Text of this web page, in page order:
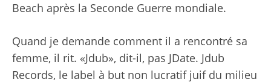
Beach après la Seconde Guerre mondiale.
Quand je demande comment il a rencontré sa
femme, il rit. «Jdub», dit-il, pas JDate. Jdub
Records, le label à but non lucratif juif du milieu